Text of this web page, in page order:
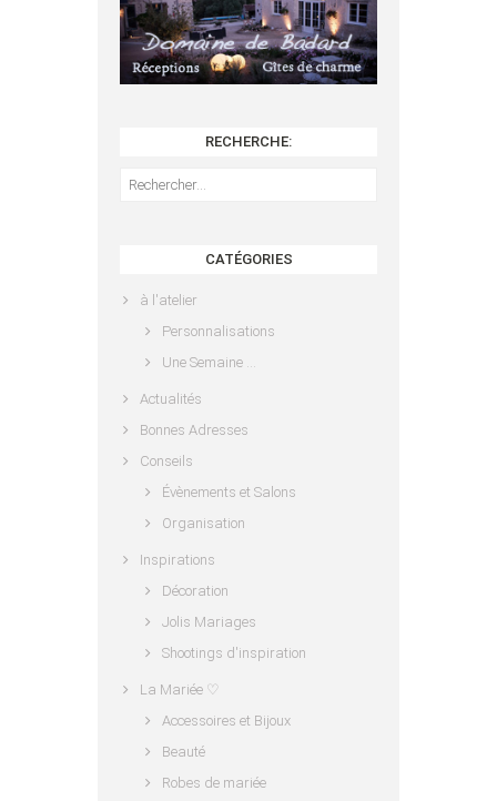
RECHERCHE:
Rechercher :
CATÉGORIES
à l'atelier
Personnalisations
Une Semaine …
Actualités
Bonnes Adresses
Conseils
Évènements et Salons
Organisation
Inspirations
Décoration
Jolis Mariages
Shootings d'inspiration
La Mariée ♡
Accessoires et Bijoux
Beauté
Robes de mariée